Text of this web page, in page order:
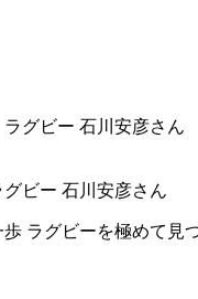
ビー 石川安彦さん
ラグビーを極めて見